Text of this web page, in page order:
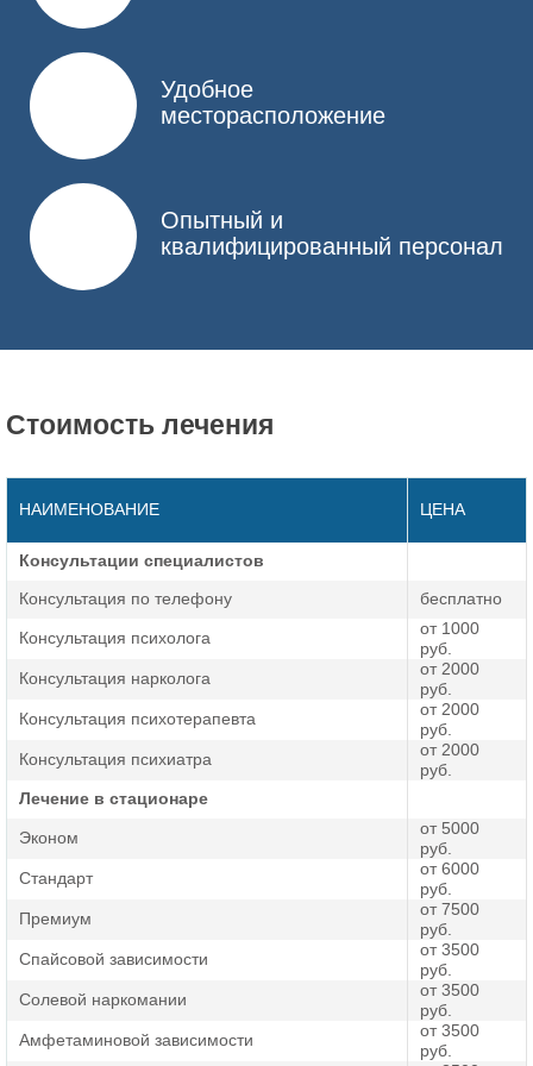
Детоксикация – снятие ломки и выведение из
организма токсичных веществ. Выполняется путем
инфузионной терапии и аппаратных методов очистки
крови.
Медикаментозный метод – назначаются
лекарственные препараты для лечения сопутствующих
заболеваний, повышения иммунитета, улучшения
обмена веществ и нормализации
психоэмоционального состояния.
Психологическая реабилитация – пациент посещает
сеансы индивидуальной психотерапии и групповые
жить, не употребляя психотропное лекарство.
Если ваш близкий – психотропный наркоман,
Удобное
месторасположение
Опытный и
квалифицированный персонал
Стоимость лечения
НАИМЕНОВАНИЕ ЦЕНА
Консультации специалистов
Консультация по телефону
бесплатно
Консультация психолога
от 1000
руб.
Консультация нарколога
от 2000
руб.
Консультация психотерапевта
от 2000
руб.
Консультация психиатра
от 2000
руб.
Лечение в стационаре
Эконом
от 5000
руб.
Стандарт
от 6000
руб.
Премиум
от 7500
руб.
Спайсовой зависимости
от 3500
руб.
Солевой наркомании
от 3500
руб.
Амфетаминовой зависимости
от 3500
руб.